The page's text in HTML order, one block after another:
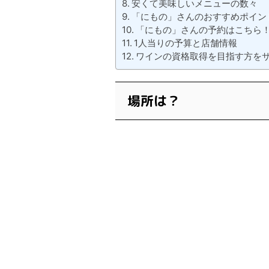
安くて美味しいメニューの数々
「にもの」さんのおすすめポイン
「にもの」さんの予約はこちら！
1人当りの予算と店舗情報
ワインの資格取得を目指す方を
場所は？